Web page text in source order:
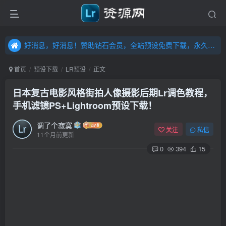
好消息，好消息！赞助钻石会员，全站预设免费下载，永久钻石会员，”送“万元超值资源，内容丰富，容量高达20T，不断更新！点击进入……
好消息，好消息！赞助钻石会员，全站预设免费下载，永久钻石会员，”送“万元超值资源，内容丰富，容量高达20T，不断更新！点击进入……
首页 预设下载 LR预设 正文
日本复古电影风格街拍人像摄影后期Lr调色教程，
手机滤镜PS+Lightroom预设下载！
调了个寂寞
11个月前更新
关注 私信
0 394 15